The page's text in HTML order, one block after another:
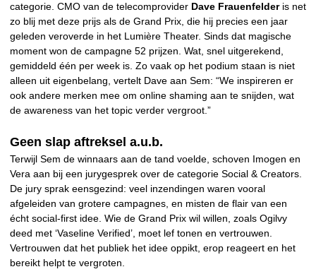
categorie. CMO van de telecomprovider Dave Frauenfelderis net
zo blij met deze prijs als de Grand Prix, die hij precies een jaar
geleden veroverde in het Lumière Theater. Sinds dat magische
moment won de campagne 52 prijzen. Wat, snel uitgerekend,
gemiddeld één per week is. Zo vaak op het podium staan is niet
alleen uit eigenbelang, vertelt Dave aan Sem: “We inspireren er
ook andere merken mee om online shaming aan te snijden, wat
de awareness van het topic verder vergroot.”
Geen slap aftreksel a.u.b.
Terwijl Sem de winnaars aan de tand voelde, schoven Imogen en
Vera aan bij een jurygesprek over de categorie Social & Creators.
De jury sprak eensgezind: veel inzendingen waren vooral
afgeleiden van grotere campagnes, en misten de flair van een
écht social-first idee. Wie de Grand Prix wil willen, zoals Ogilvy
deed met ‘Vaseline Verified’, moet lef tonen en vertrouwen.
Vertrouwen dat het publiek het idee oppikt, erop reageert en het
bereikt helpt te vergroten.